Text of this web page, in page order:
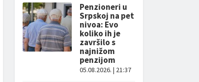
Penzioneri u
Srpskoj na pet
nivoa: Evo
koliko ih je
završilo s
najnižom
penzijom
05.08.2026. | 21:37